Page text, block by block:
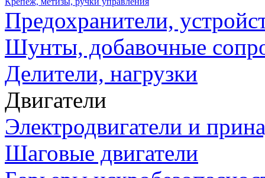
Предохранители,
Шунты, добавочные
Делители, нагрузки
Двигатели
Электродвигатели и
Шаговые двигатели